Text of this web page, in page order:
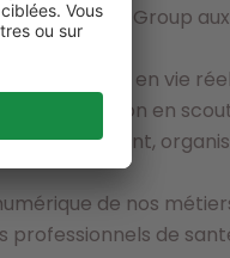
Medica Group
Etudes en vie
de formation en
médicament,
de nos
professionnels de